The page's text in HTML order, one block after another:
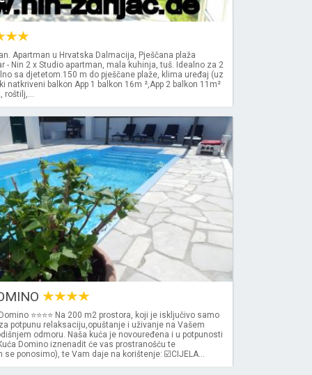
Apartman u Hrvatska Dalmacija, Pješčana plaža
- Nin 2 x Studio apartman, mala kuhinja, tuš. Idealno za 2
sa djetetom.150 m do pješčane plaže, klima uređaj (uz
natkriveni balkon App 1 balkon 16m ²,App 2 balkon 11m²
roštilj,...
⭐⭐⭐⭐ Na 200 m2 prostora, koji je isključivo samo
potpunu relaksaciju,opuštanje i uživanje na Vašem
odmoru. Naša kuća je novouređena i u potpunosti
Domino iznenadit će vas prostranošću te
ponosimo), te Vam daje na korištenje: ☑️CIJELA...